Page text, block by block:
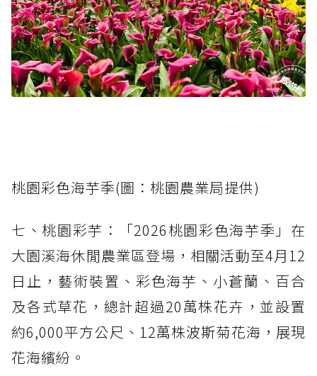
桃園彩色海芋季(圖：桃園農業局提供)
七、桃園彩芋：「2026桃園彩色海芋季」在
大園溪海休閒農業區登場，相關活動至4月12
日止，藝術裝置、彩色海芋、小蒼蘭、百合
及各式草花，總計超過20萬株花卉，並設置
約6,000平方公尺、12萬株波斯菊花海，展現
花海繽紛。